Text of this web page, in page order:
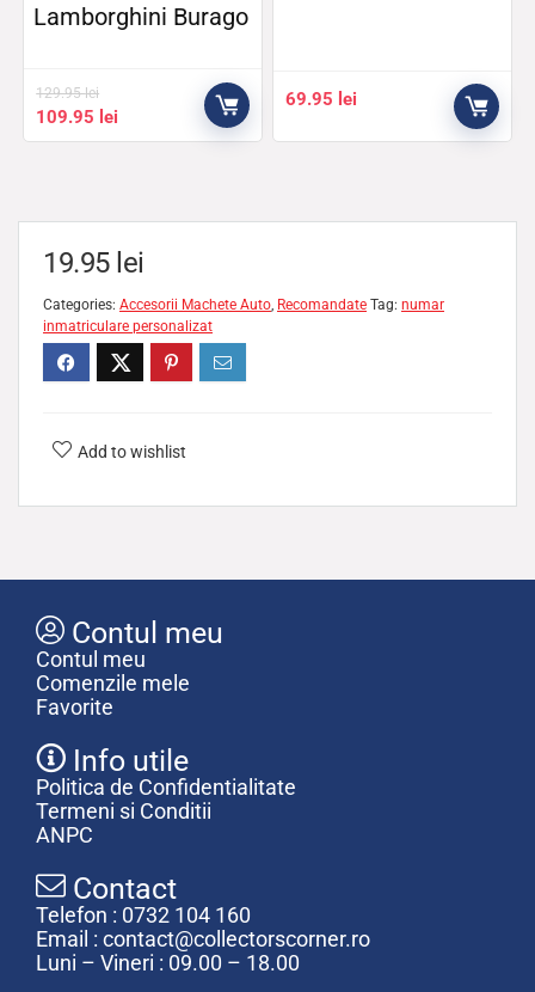
Lamborghini Burago
129.95lei
109.95 lei
69.95 lei
19.95 lei
Categories: Accesorii Machete Auto, Recomandate Tag: numar
inmatriculare personalizat
Add to wishlist
Contul meu
Contul meu
Comenzile mele
Favorite
Info utile
Politica de Confidentialitate
Termeni si Conditii
ANPC
Contact
Telefon : 0732 104 160
Email : contact@collectorscorner.ro
Luni – Vineri : 09.00 – 18.00